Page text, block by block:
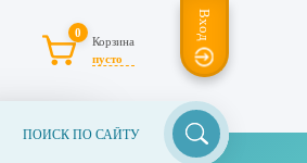
0
Корзина
пусто
Вход